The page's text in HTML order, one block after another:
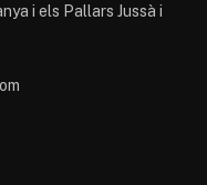
i els Pallars Jussà i